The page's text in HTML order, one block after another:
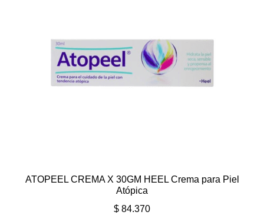
ATOPEEL CREMA X 30GM HEEL Crema para Piel
Atópica
$ 84.370